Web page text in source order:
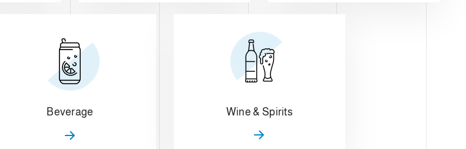
Beverage Wine & Spirits